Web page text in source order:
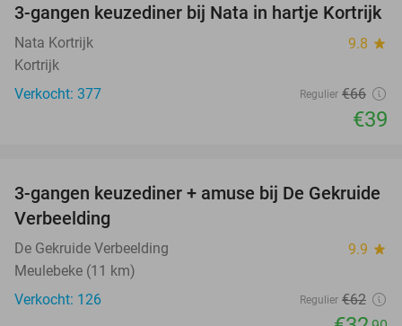
41%
3-gangen keuzediner bij Nata in hartje Kortrijk
Nata Kortrijk 9.8 star
Kortrijk
Verkocht: 377
Regulier €66
€39
47%
3-gangen keuzediner + amuse bij De Gekruide
Verbeelding
De Gekruide Verbeelding 9.9 star
Meulebeke (11 km)
Verkocht: 126
Regulier €62